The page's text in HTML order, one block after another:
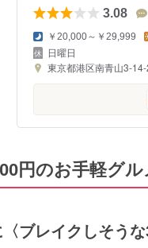
3.08
￥20,000～￥29,999
日曜日
東京都港区南青山3-
円のお手軽グル
ブレイクしそう